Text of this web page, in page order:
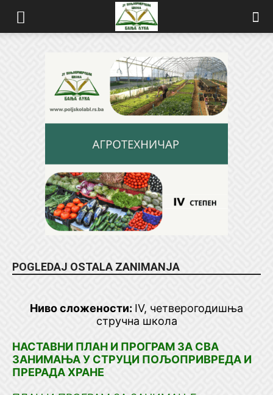
POGLEDAJ OSTALA ZANIMANJA
Ниво сложености: IV, четверогодишња
стручна школа
НАСТАВНИ ПЛАН И ПРОГРАМ ЗА СВА
ЗАНИМАЊА У СТРУЦИ ПОЉОПРИВРЕДА И
ПРЕРАДА ХРАНЕ